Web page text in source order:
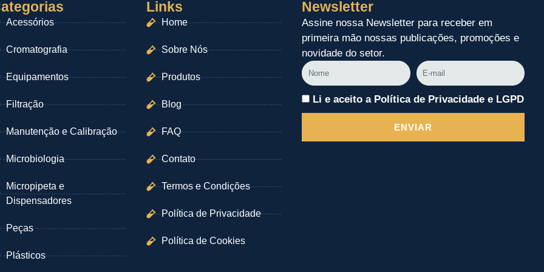
Acessórios
Cromatografia
Equipamentos
Filtração
Manutenção e Calibração
Microbiologia
Micropipeta e
Dispensadores
Peças
Plásticos
Links
Home
Sobre Nós
Produtos
Blog
FAQ
Contato
Termos e Condições
Política de Privacidade
Política de Cookies
Newsletter
Assine nossa Newsletter para receber em
primeira mão nossas publicações, promoções e
novidade do setor.
Nome
E-
mail
Li e aceito a Política de Privacidade e LGPD
ENVIAR